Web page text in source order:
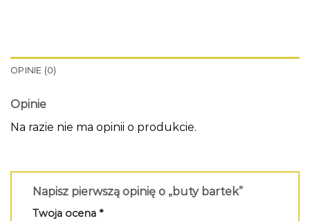
OPINIE (0)
Opinie
Na razie nie ma opinii o produkcie.
Napisz pierwszą opinię o „buty bartek”
Twoja ocena *